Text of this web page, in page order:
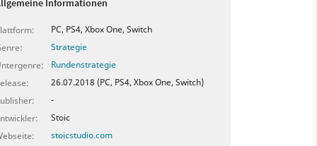
Informationen
PC, PS4, Xbox One, Switch
Strategie
Rundenstrategie
26.07.2018 (PC, PS4, Xbox One, Switch)
-
Stoic
stoicstudio.com